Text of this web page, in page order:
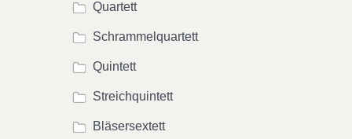
Quartett
Schrammelquartett
Quintett
Streichquintett
Bläsersextett